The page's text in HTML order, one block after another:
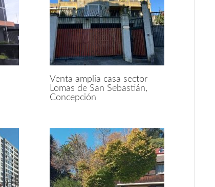
Venta amplia casa sector
Lomas de San Sebastián,
Concepción